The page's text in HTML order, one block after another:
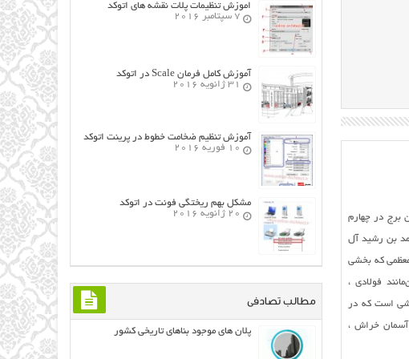
برج در چهارم
«محمد‌ بن‌ رشيد آل‌
که بخشی
فولادی ،
است که در
اين آسمان خراش ،
اموزش تنظیمات پلات نقشه های اتوکد
7 سپتامبر 2016
آموزش کامل فرمان Scale در اتوکد
31 ژانویه 2016
آموزش تنظیم ضخامت خطوط در پرینت اتوکد
10 فوریه 2016
مشکل بهم ریختگی فونت در اتوکد
20 ژانویه 2016
مطالب تصادفی
پلان های موجود بناهای تاریخی کشور